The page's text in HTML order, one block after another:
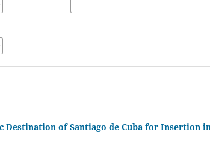
of Santiago de Cuba for Insertion